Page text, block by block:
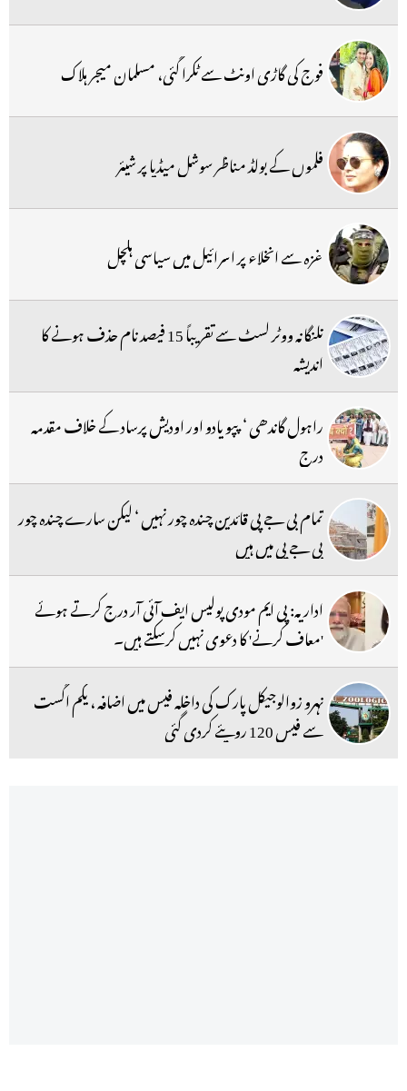
فوج کی گاڑی اونٹ سے ٹکرا گئی، مسلمان میجر ہلاک
فلموں کے بولڈ مناظر سوشل میڈیا پر شیئر
غزہ سے انخلاء پر اسرائیل میں سیاسی ہلچل
تلنگانہ ووٹر لسٹ سے تقریباً 15 فیصد نام حذف ہونے کا
اندیشہ
راہول گاندھی ‘ پپو یادو اور اودیش پرساد کے خلاف مقدمہ
درج
تمام بی جے پی قائدین چندہ چور نہیں ‘ لیکن سارے چندہ چور
بی جے پی میں ہیں
اداریہ: پی ایم مودی پولیس ایف آئی آر درج کرتے ہوئے
'معاف کرنے' کا دعوی نہیں کرسکتے ہیں۔
نہرو زوالوجیکل پارک کی داخلہ فیس میں اضافہ ، یکم اگست
سے فیس 120 روپئے کردی گئی